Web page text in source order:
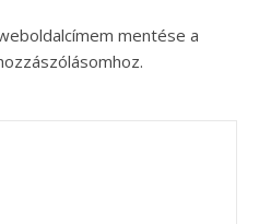
mentése a